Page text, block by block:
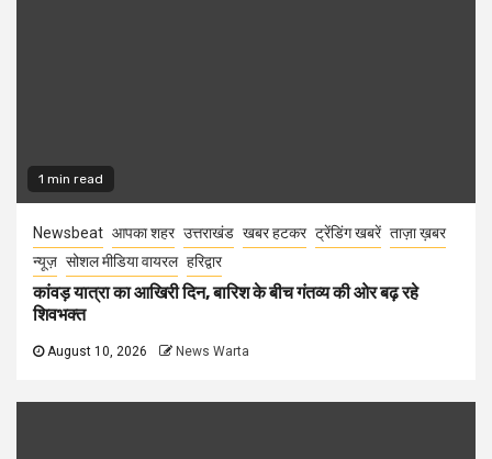
1 min read
Newsbeat आपका शहर उत्तराखंड खबर हटकर ट्रेंडिंग खबरें ताज़ा ख़बर
न्यूज़ सोशल मीडिया वायरल हरिद्वार
कांवड़ यात्रा का आखिरी दिन, बारिश के बीच गंतव्य की ओर बढ़ रहे
शिवभक्त
August 10, 2026 News Warta